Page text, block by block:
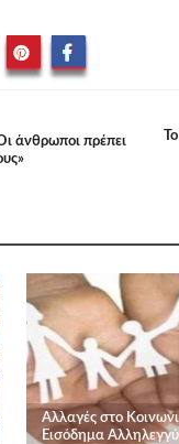
άνθρωποι πρέπει
Αλλαγές στο
Εισόδημα